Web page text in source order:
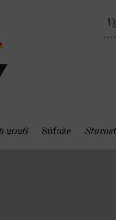
2026 Súťaže